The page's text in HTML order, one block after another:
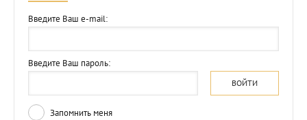
Введите Ваш e-mail:
Введите Ваш пароль:
ВОЙТИ
Запомнить меня